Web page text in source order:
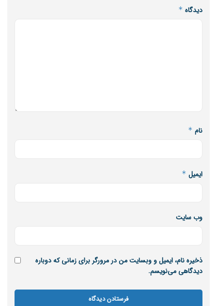
دیدگاه *
نام *
ایمیل *
وب‌ سایت
ذخیره نام، ایمیل و وبسایت من در مرورگر برای زمانی که دوباره
دیدگاهی می‌نویسم.